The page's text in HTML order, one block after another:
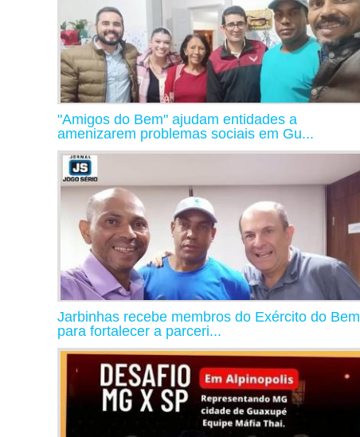
"Amigos do Bem" ajudam entidades a
amenizarem problemas sociais em Gu...
Jarbinhas recebe membros do Exército do Bem
para fortalecer a parceri...